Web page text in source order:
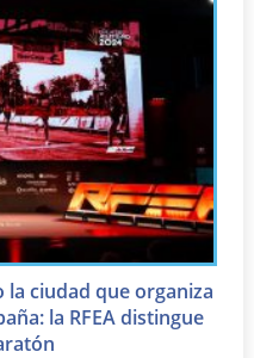
la ciudad que organiza
la RFEA distingue